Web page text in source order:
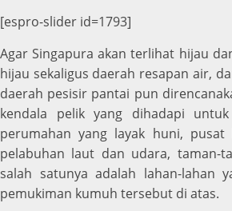
[espro-slider id=1793]
Agar Singapura akan terlihat hijau
hijau sekaligus daerah resapan air,
daerah pesisir pantai pun
kendala pelik yang dihadapi
perumahan yang layak huni, pusat
pelabuhan laut dan udara, taman-
salah satunya adalah lahan-lahan
pemukiman kumuh tersebut di atas.